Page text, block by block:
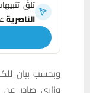
تلقَّ
الناصرية
وبحسب بيان